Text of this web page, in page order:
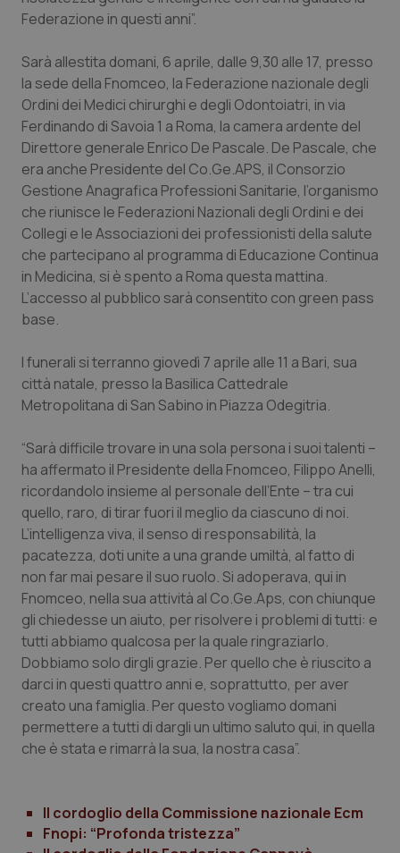
Piemonte
Provincia Autonoma di Bolzano
Provincia Autonoma di Trento
Puglia
Sardegna
Sicilia
Toscana
Umbria
Valle D’Aosta
Veneto
HIV
Infezioni & Febbre
Ipertensione & Scompenso
Malattie rare
Malattia di Crohn & Rettocolite Ulcerosa
Neuroscienze & patologie neurodegenerative
Obesità
Oftalmologia
Oncodermatologia
Oncoematologia
Oncologia & Nutrizione
Psoriasi & pelle
Quotidiano Cardiologia
Quotidiano Chirurgia
Quotidiano Oncologia
Rene & patologie urogenitali
Federazione in questi anni”.
Sarà allestita domani, 6 aprile, dalle 9,30 alle 17, presso
la sede della Fnomceo, la Federazione nazionale degli
Ordini dei Medici chirurghi e degli Odontoiatri, in via
Ferdinando di Savoia 1 a Roma, la camera ardente del
Direttore generale Enrico De Pascale. De Pascale, che
era anche Presidente del Co.Ge.APS, il Consorzio
Gestione Anagrafica Professioni Sanitarie, l’organismo
che riunisce le Federazioni Nazionali degli Ordini e dei
Collegi e le Associazioni dei professionisti della salute
che partecipano al programma di Educazione Continua
in Medicina, si è spento a Roma questa mattina.
L’accesso al pubblico sarà consentito con green pass
base.
I funerali si terranno giovedì 7 aprile alle 11 a Bari, sua
città natale, presso la Basilica Cattedrale
Metropolitana di San Sabino in Piazza Odegitria.
“Sarà difficile trovare in una sola persona i suoi talenti –
ha affermato il Presidente della Fnomceo, Filippo Anelli,
ricordandolo insieme al personale dell’Ente – tra cui
quello, raro, di tirar fuori il meglio da ciascuno di noi.
L’intelligenza viva, il senso di responsabilità, la
pacatezza, doti unite a una grande umiltà, al fatto di
non far mai pesare il suo ruolo. Si adoperava, qui in
Fnomceo, nella sua attività al Co.Ge.Aps, con chiunque
gli chiedesse un aiuto, per risolvere i problemi di tutti: e
tutti abbiamo qualcosa per la quale ringraziarlo.
Dobbiamo solo dirgli grazie. Per quello che è riuscito a
darci in questi quattro anni e, soprattutto, per aver
creato una famiglia. Per questo vogliamo domani
permettere a tutti di dargli un ultimo saluto qui, in quella
che è stata e rimarrà la sua, la nostra casa”.
Il cordoglio della Commissione nazionale Ecm
Fnopi: “Profonda tristezza”